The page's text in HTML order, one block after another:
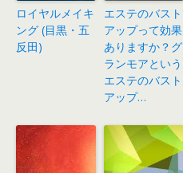
ロイヤルメイキ
ング (目黒・五
反田)
エステのバスト
アップって効果
ありますか？グ
ランモアという
エステのバスト
アップ…